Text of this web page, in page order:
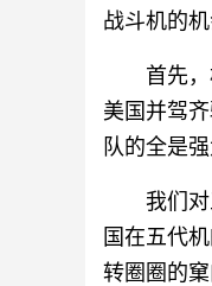
战斗机的机
首先
美国并驾
队的全是
我们
国在五代
转圈圈的窠